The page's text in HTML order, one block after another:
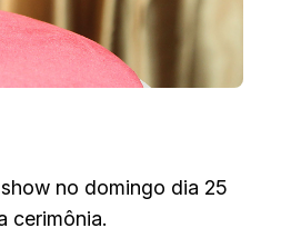
no domingo dia 25
cerimônia.